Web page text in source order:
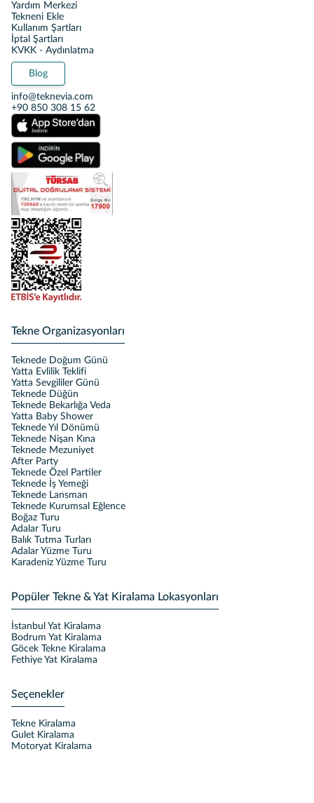
Yardım Merkezi
Tekneni Ekle
Kullanım Şartları
İptal Şartları
KVKK - Aydınlatma
Blog
info@teknevia.com
+90 850 308 15 62
Tekne Organizasyonları
Teknede Doğum Günü
Yatta Evlilik Teklifi
Yatta Sevgililer Günü
Teknede Düğün
Teknede Bekarlığa Veda
Yatta Baby Shower
Teknede Yıl Dönümü
Teknede Nişan Kına
Teknede Mezuniyet
After Party
Teknede Özel Partiler
Teknede İş Yemeği
Teknede Lansman
Teknede Kurumsal Eğlence
Boğaz Turu
Adalar Turu
Balık Tutma Turları
Adalar Yüzme Turu
Karadeniz Yüzme Turu
Popüler Tekne & Yat Kiralama Lokasyonları
İstanbul Yat Kiralama
Bodrum Yat Kiralama
Göcek Tekne Kiralama
Fethiye Yat Kiralama
Seçenekler
Tekne Kiralama
Gulet Kiralama
Motoryat Kiralama